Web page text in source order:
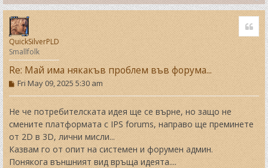
T
o
p
QuickSilverPLD
Smallfolk
Re: Май има някакъв проблем във форума...
P
o
s
t
Fri May 09, 2025 5:30 am
Не че потребителската идея ще се върне, но защо не
смените платформата с IPS forums, направо ще преминете
от 2D в 3D, лични мисли...
Казвам го от опит на системен и форумен админ.
Понякога външният вид връща идеята....